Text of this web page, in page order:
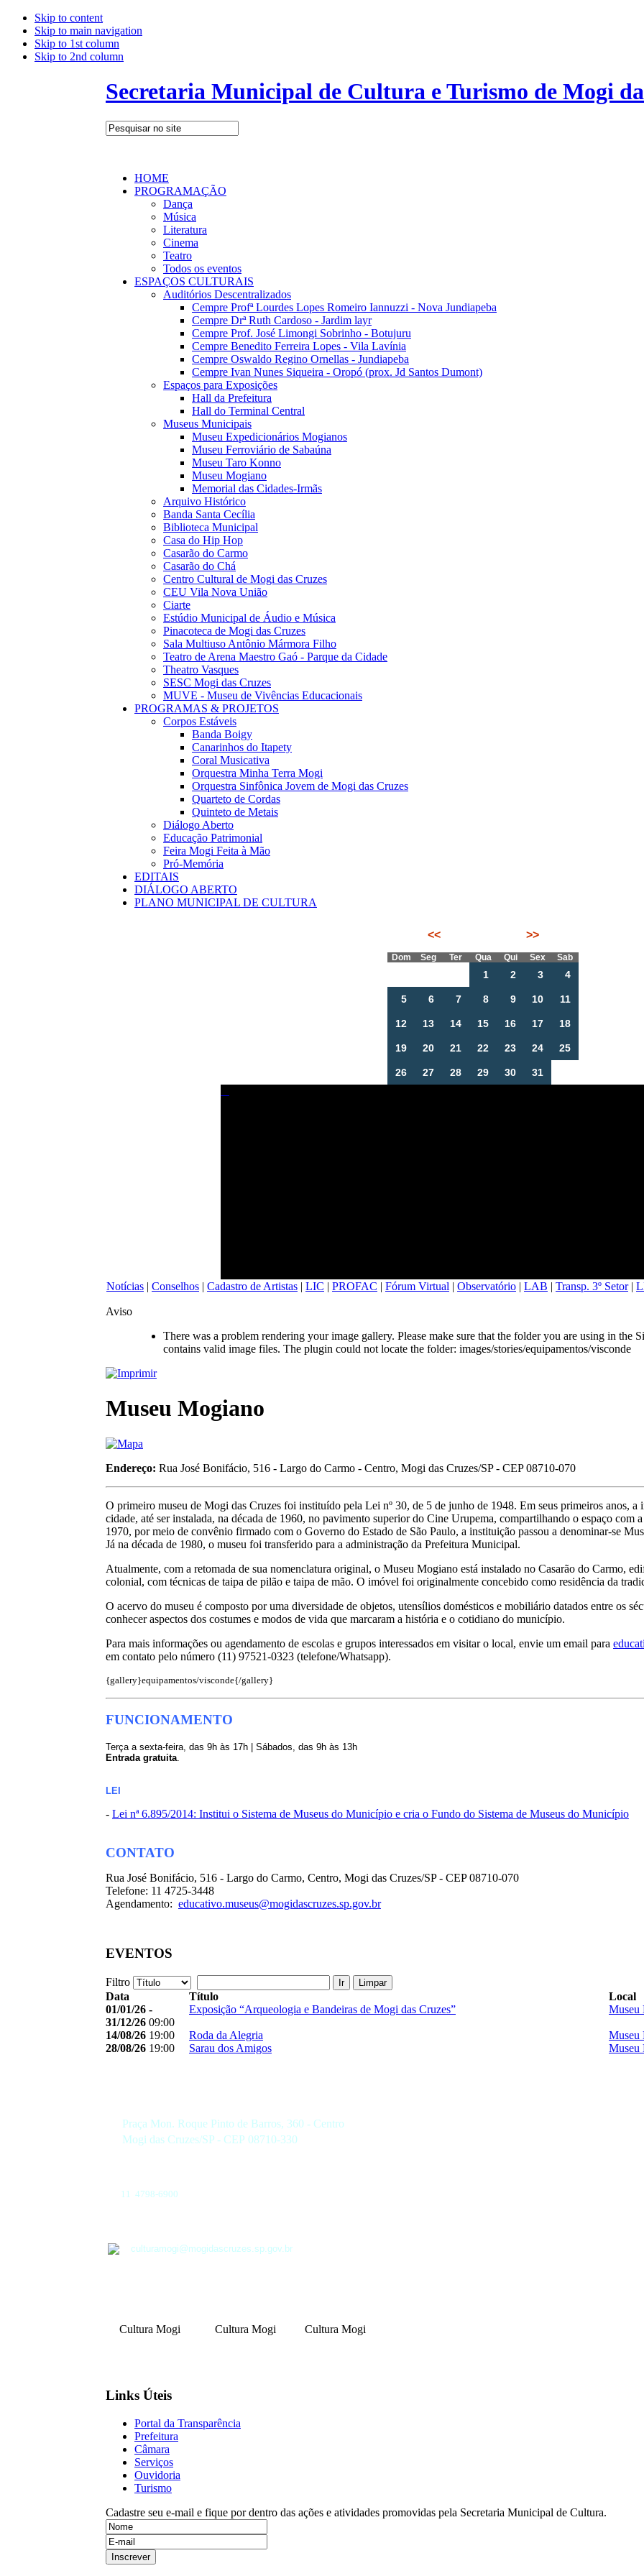
Skip to content
Skip to main navigation
Skip to 1st column
Skip to 2nd column
Secretaria Municipal de Cultura e Turismo de Mogi
HOME
PROGRAMAÇÃO
Dança
Música
Literatura
Cinema
Teatro
Todos os eventos
ESPAÇOS CULTURAIS
Auditórios Descentralizados
Cempre Profª Lourdes Lopes Romeiro Iannuzzi - Nova Jundiapeba
Cempre Drª Ruth Cardoso - Jardim layr
Cempre Prof. José Limongi Sobrinho - Botujuru
Cempre Benedito Ferreira Lopes - Vila Lavínia
Cempre Oswaldo Regino Ornellas - Jundiapeba
Cempre Ivan Nunes Siqueira - Oropó (prox. Jd Santos Dumont)
Espaços para Exposições
Hall da Prefeitura
Hall do Terminal Central
Museus Municipais
Museu Expedicionários Mogianos
Museu Ferroviário de Sabaúna
Museu Taro Konno
Museu Mogiano
Memorial das Cidades-Irmãs
Arquivo Histórico
Banda Santa Cecília
Biblioteca Municipal
Casa do Hip Hop
Casarão do Carmo
Casarão do Chá
Centro Cultural de Mogi das Cruzes
CEU Vila Nova União
Ciarte
Estúdio Municipal de Áudio e Música
Pinacoteca de Mogi das Cruzes
Sala Multiuso Antônio Mármora Filho
Teatro de Arena Maestro Gaó - Parque da Cidade
Theatro Vasques
SESC Mogi das Cruzes
MUVE - Museu de Vivências Educacionais
PROGRAMAS & PROJETOS
Corpos Estáveis
Banda Boigy
Canarinhos do Itapety
Coral Musicativa
Orquestra Minha Terra Mogi
Orquestra Sinfônica Jovem de Mogi das Cruzes
Quarteto de Cordas
Quinteto de Metais
Diálogo Aberto
Educação Patrimonial
Feira Mogi Feita à Mão
Pró-Memória
EDITAIS
DIÁLOGO ABERTO
PLANO MUNICIPAL DE CULTURA
<< >>
Dom Seg Ter Qua Qui Sex Sab
1 2 3 4
5 6 7 8 9 10 11
12 13 14 15 16 17 18
19 20 21 22 23 24 25
26 27 28 29 30 31
Notícias | Conselhos | Cadastro de Artistas | LIC | PROFAC | Fórum Virtual | Observatório | LAB | Transp. 3º Setor|
Aviso
There was a problem rendering your image gallery. Please make sure that the folder you are using in the
contains valid image files. The plugin could not locate the folder: images/stories/equipamentos/visconde
Museu Mogiano
Endereço: Rua José Bonifácio, 516 - Largo do Carmo - Centro, Mogi das Cruzes/SP - CEP 08710-070
O primeiro museu de Mogi das Cruzes foi instituído pela Lei nº 30, de 5 de junho de 1948. Em seus primeiros anos,
cidade, até ser instalada, na década de 1960, no pavimento superior do Cine Urupema, compartilhando o espaço com
1970, por meio de convênio firmado com o Governo do Estado de São Paulo, a instituição passou a denominar-se
Já na década de 1980, o museu foi transferido para a administração da Prefeitura Municipal.
Atualmente, com a retomada de sua nomenclatura original, o Museu Mogiano está instalado no Casarão do Carmo,
colonial, com técnicas de taipa de pilão e taipa de mão. O imóvel foi originalmente concebido como residência da
O acervo do museu é composto por uma diversidade de objetos, utensílios domésticos e mobiliário datados entre os
conhecer aspectos dos costumes e modos de vida que marcaram a história e o cotidiano do município.
Para mais informações ou agendamento de escolas e grupos interessados em visitar o local, envie um email para
em contato pelo número (11) 97521-0323 (telefone/Whatsapp).
{gallery}equipamentos/visconde{/gallery}
FUNCIONAMENTO
Terça a sexta-feira, das 9h às 17h | Sábados, das 9h às 13h
Entrada gratuita.
LEI
- Lei nª 6.895/2014: Institui o Sistema de Museus do Município e cria o Fundo do Sistema de Museus do Município
CONTATO
Rua José Bonifácio, 516 - Largo do Carmo, Centro, Mogi das Cruzes/SP - CEP 08710-070
Telefone: 11 4725-3448
Agendamento: educativo.museus@mogidascruzes.sp.gov.br
EVENTOS
Filtro Ir Limpar
Data Título Local
01/01/26 -
31/12/26 09:00
Exposição “Arqueologia e Bandeiras de Mogi das Cruzes” Museu
14/08/26 19:00 Roda da Alegria Museu
28/08/26 19:00 Sarau dos Amigos Museu
Praça Mon. Roque Pinto de Barros, 360 - Centro
Mogi das Cruzes/SP - CEP 08710-330
11 4798-6900
culturamogi@mogidascruzes.sp.gov.br
Cultura Mogi Cultura Mogi Cultura Mogi
Links Úteis
Portal da Transparência
Prefeitura
Câmara
Serviços
Ouvidoria
Turismo
Cadastre seu e-mail e fique por dentro das ações e atividades promovidas pela Secretaria Municipal de Cultura.